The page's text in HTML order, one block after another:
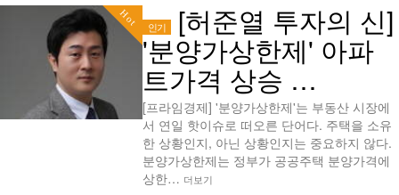
Hot
인기 [허준열 투자의 신]
'분양가상한제' 아파
트가격 상승 …
[프라임경제] '분양가상한제'는 부동산 시장에
서 연일 핫이슈로 떠오른 단어다. 주택을 소유
한 상황인지, 아닌 상황인지는 중요하지 않다.
분양가상한제는 정부가 공공주택 분양가격에
상한… 더보기